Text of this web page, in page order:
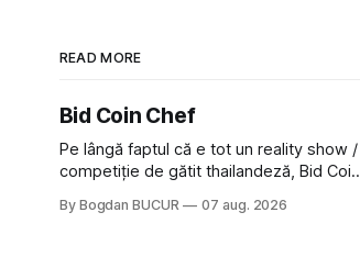
READ MORE
Bid Coin Chef
Pe lângă faptul că e tot un reality show /
competiție de gătit thailandeză, Bid Coin
Restaurant War Street King Thailand: și
By Bogdan BUCUR 07 aug. 2026